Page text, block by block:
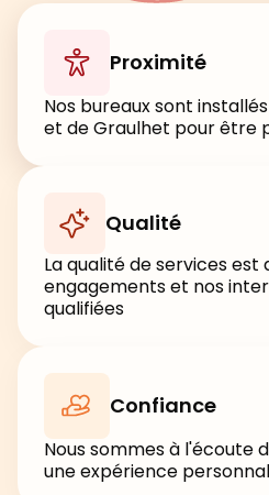
Proximité
Nos bureaux sont
et de Graulhet pour être
Qualité
La qualité de services
engagements et nos
qualifiées
Confiance
Nous sommes à l'écoute
une expérience